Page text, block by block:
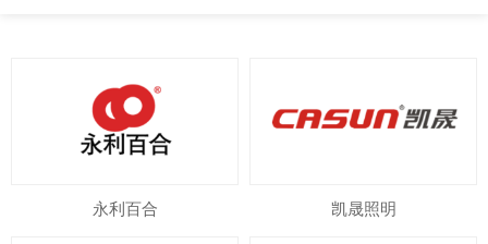
永利百合 凯晟照明